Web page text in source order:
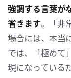
強調する言葉が
省きます。「非
場合には、本当
では、「極めて
現になっている